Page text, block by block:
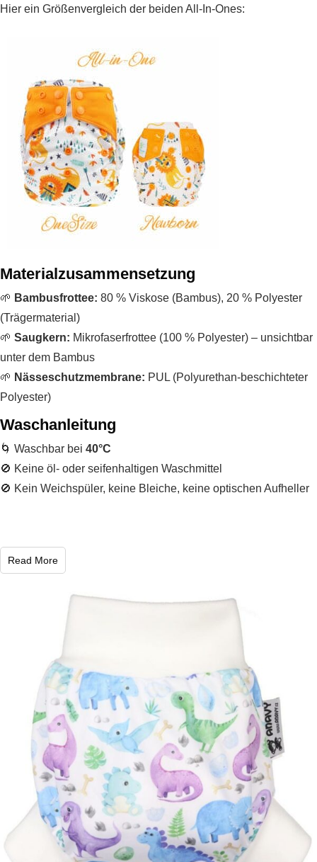
Hier ein Größenvergleich der beiden All-In-Ones:
Materialzusammensetzung
🌱 Bambusfrottee: 80 % Viskose (Bambus), 20 % Polyester
(Trägermaterial)
🌱 Saugkern: Mikrofaserfrottee (100 % Polyester) – unsichtbar
unter dem Bambus
🌱 Nässeschutzmembrane: PUL (Polyurethan-beschichteter
Polyester)
Waschanleitung
🌀 Waschbar bei 40°C
🚫 Keine öl- oder seifenhaltigen Waschmittel
🚫 Kein Weichspüler, keine Bleiche, keine optischen Aufheller
Read More